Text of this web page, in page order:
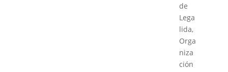
de
Lega
lida,
Orga
niza
ción